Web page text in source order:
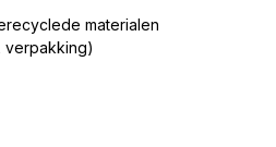
materialen
verpakking)